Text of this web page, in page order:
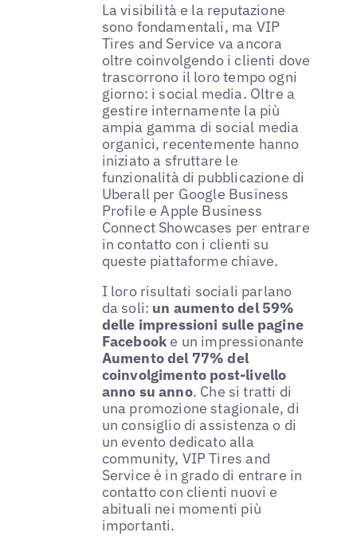
La visibilità e la reputazione
sono fondamentali, ma VIP
Tires and Service va ancora
oltre coinvolgendo i clienti dove
trascorrono il loro tempo ogni
giorno: i social media. Oltre a
gestire internamente la più
ampia gamma di social media
organici, recentemente hanno
iniziato a sfruttare le
funzionalità di pubblicazione di
Uberall per Google Business
Profile e Apple Business
Connect Showcases per entrare
in contatto con i clienti su
queste piattaforme chiave.
I loro risultati sociali parlano
da soli: un aumento del 59%
delle impressioni sulle pagine
Facebook e un impressionante
Aumento del 77% del
coinvolgimento post-livello
anno su anno. Che si tratti di
una promozione stagionale, di
un consiglio di assistenza o di
un evento dedicato alla
community, VIP Tires and
Service è in grado di entrare in
contatto con clienti nuovi e
abituali nei momenti più
importanti.